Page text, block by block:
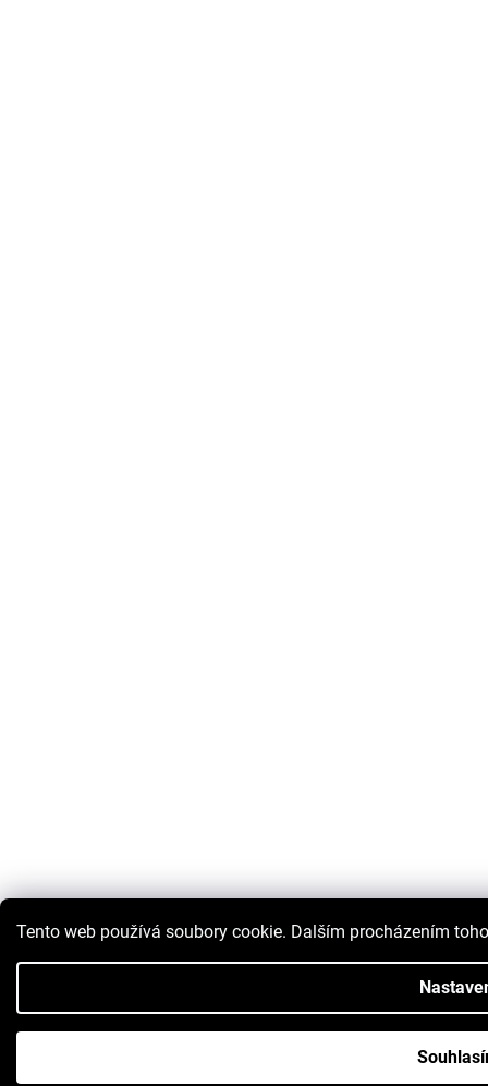
Tento web používá soubory cookie. Dalším procházením